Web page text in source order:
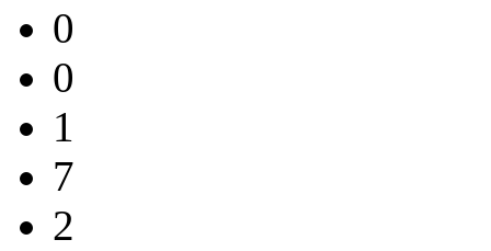
0
0
1
7
2